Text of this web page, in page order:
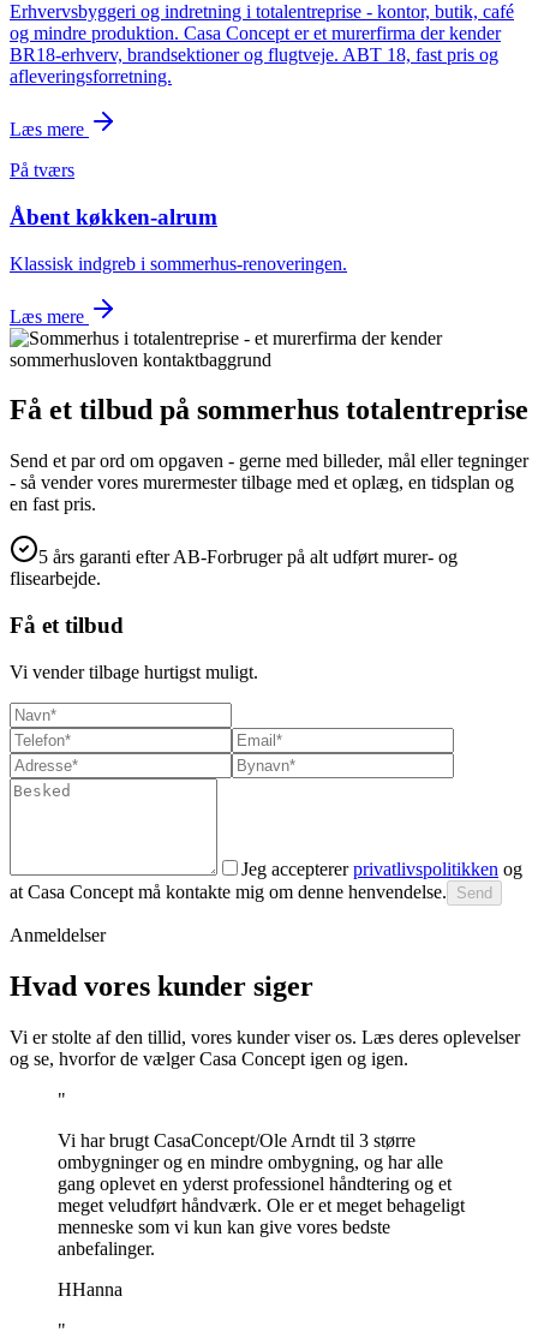
Erhvervsbyggeri og indretning i totalentreprise - kontor, butik, café
og mindre produktion. Casa Concept er et murerfirma der kender
BR18-erhverv, brandsektioner og flugtveje. ABT 18, fast pris og
afleveringsforretning.
Læs mere
På tværs
Åbent køkken-alrum
Klassisk indgreb i sommerhus-renoveringen.
Læs mere
Få et tilbud på sommerhus totalentreprise
Send et par ord om opgaven - gerne med billeder, mål eller tegninger
- så vender vores murermester tilbage med et oplæg, en tidsplan og
en fast pris.
5 års garanti efter AB-Forbruger på alt udført murer- og
flisearbejde.
Få et tilbud
Vi vender tilbage hurtigst muligt.
Jeg accepterer privatlivspolitikken og
at Casa Concept må kontakte mig om denne henvendelse.
Send
Anmeldelser
Hvad vores kunder siger
Vi er stolte af den tillid, vores kunder viser os. Læs deres oplevelser
og se, hvorfor de vælger Casa Concept igen og igen.
"
Vi har brugt CasaConcept/Ole Arndt til 3 større
ombygninger og en mindre ombygning, og har alle
gang oplevet en yderst professionel håndtering og et
meget veludført håndværk. Ole er et meget behageligt
menneske som vi kun kan give vores bedste
anbefalinger.
HHanna
"